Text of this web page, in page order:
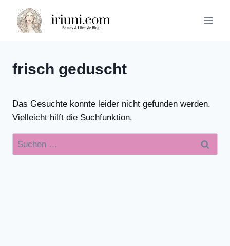
Inhalt
springen
frisch geduscht
Das Gesuchte konnte leider nicht gefunden werden.
Vielleicht hilft die Suchfunktion.
Suchen
nach: